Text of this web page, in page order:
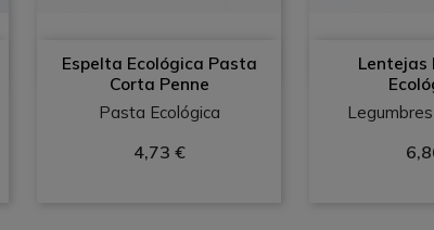
Espelta Ecológica Pasta
Corta Penne
Pasta Ecológica
4,73 €
 Vista rápida
Lentejas
